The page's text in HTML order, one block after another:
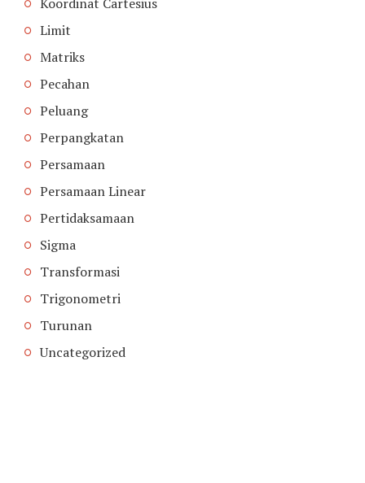
Limit
Matriks
Pecahan
Peluang
Perpangkatan
Persamaan
Persamaan Linear
Pertidaksamaan
Sigma
Transformasi
Trigonometri
Turunan
Uncategorized